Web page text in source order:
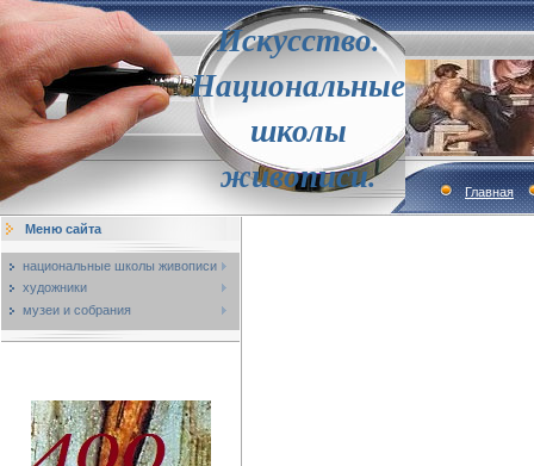
Искусство.
Национальные
школы
живописи.
Главная
Меню сайта
национальные школы живописи
художники
музеи и собрания